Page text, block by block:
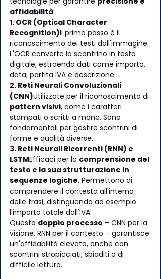
affidabilità:
1. OCR (Optical Character
Recognition)Il primo passo è il
riconoscimento dei testi dall'immagine.
L'OCR converte lo scontrino in testo
digitale, estraendo dati come importo,
data, partita IVA e descrizione.
2. Reti Neurali Convoluzionali
(CNN)Utilizzate per il riconoscimento di
pattern visivi, come i caratteri
stampati o scritti a mano. Sono
fondamentali per gestire scontrini di
forme e qualità diverse.
3. Reti Neurali Ricorrenti (RNN) e
LSTMEfficaci per la comprensione del
testo e la sua strutturazione in
sequenze logiche. Permettono di
comprendere il contesto all'interno
delle frasi, distinguendo ad esempio
l'importo totale dall'IVA.
Questo doppio processo – CNN per la
visione, RNN per il contesto – garantisce
un'affidabilità elevata, anche con
scontrini stropicciati, sbiaditi o di
difficile lettura.